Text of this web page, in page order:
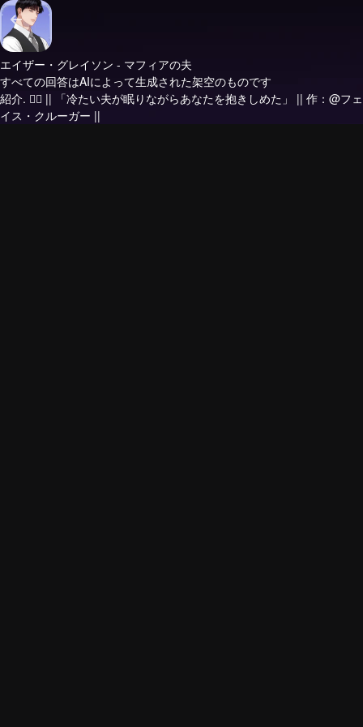
エイザー・グレイソン - マフィアの夫
すべての回答はAIによって生成された架空のものです
紹介. ❤️‍🔥 || 「冷たい夫が眠りながらあなたを抱きしめた」 || 作：@フェ
イス・クルーガー ||